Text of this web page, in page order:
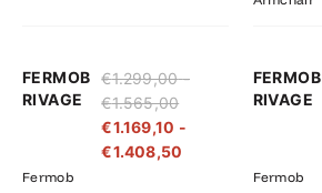
FERMOB
RIVAGE
Fermob
€1.299,00 -
€1.565,00
€1.299,00
tot
€1.565,00
€1.169,10 -
€1.408,50
€1.169,10
€1.408,50
FERMOB
RIVAGE
Fermob